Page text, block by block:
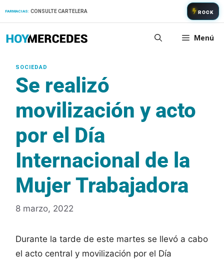
FARMACIAS: CONSULTE CARTELERA ROCK
Menú
Se realizó
movilización y acto
por el Día
Internacional de la
Mujer Trabajadora
8 marzo, 2022
Durante la tarde de este martes se llevó a cabo
el acto central y movilización por el Día